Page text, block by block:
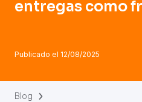
entregas como
Publicado el 12/08/2025
Blog